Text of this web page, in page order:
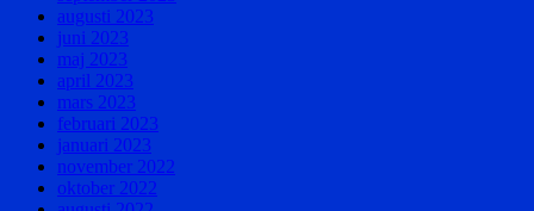
augusti 2023
juni 2023
maj 2023
april 2023
mars 2023
februari 2023
januari 2023
november 2022
oktober 2022